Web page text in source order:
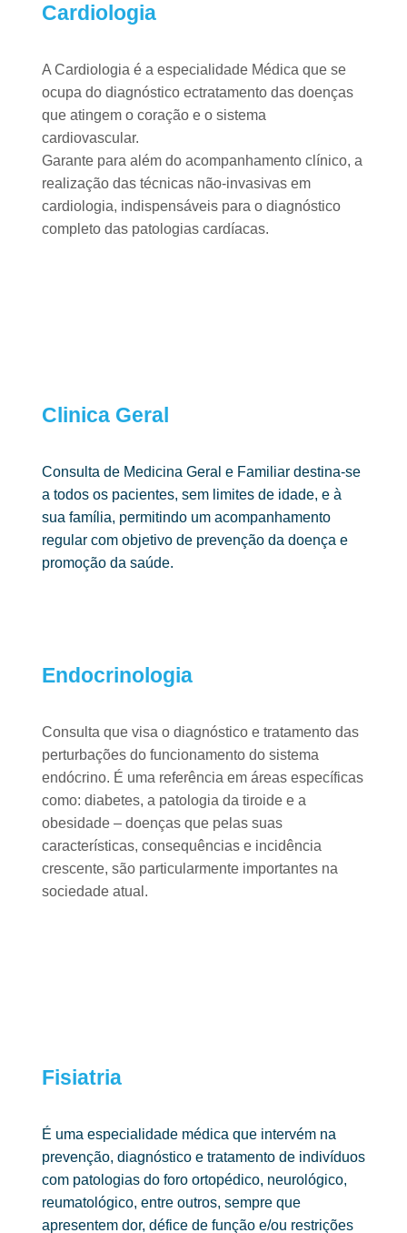
Cardiologia ​
A Cardiologia é a especialidade Médica que se
ocupa do diagnóstico ectratamento das doenças
que atingem o coração e o sistema
cardiovascular.
Garante para além do acompanhamento clínico, a
realização das técnicas não-invasivas em
cardiologia, indispensáveis para o diagnóstico
completo das patologias cardíacas.
Clinica Geral
Consulta de Medicina Geral e Familiar destina-se
a todos os pacientes, sem limites de idade, e à
sua família, permitindo um acompanhamento
regular com objetivo de prevenção da doença e
promoção da saúde.
Endocrinologia ​
Consulta que visa o diagnóstico e tratamento das
perturbações do funcionamento do sistema
endócrino. É uma referência em áreas específicas
como: diabetes, a patologia da tiroide e a
obesidade – doenças que pelas suas
características, consequências e incidência
crescente, são particularmente importantes na
sociedade atual.
Fisiatria
É uma especialidade médica que intervém na
prevenção, diagnóstico e tratamento de indivíduos
com patologias do foro ortopédico, neurológico,
reumatológico, entre outros, sempre que
apresentem dor, défice de função e/ou restrições